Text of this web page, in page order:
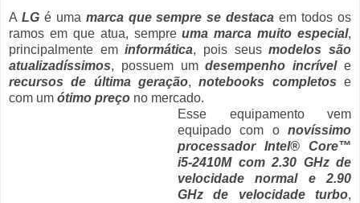
A LG é umamarca que sempre se destaca em todos os
ramos em que atua, sempreuma marca muito especial,
principalmente eminformática, pois seusmodelos são
atualizadíssimos, possuem umdesempenho incrívele
recursos de última geração,notebooks completos e
com um ótimo preço no mercado.
Esse equipamento vem
equipado com o novíssimo
processador Intel® Core™
i5-2410M com 2.30 GHz de
velocidade normal e 2.90
GHz de velocidade turbo,